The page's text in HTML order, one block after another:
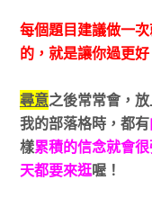
每個題目建議做一
的，就是讓你過更好
尋意之後常常會，
我的部落格時，都有
樣累積的信念就會
天都要來逛喔！